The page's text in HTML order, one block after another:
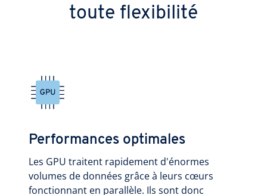
toute flexibilité
Performances optimales
Les GPU traitent rapidement d'énormes
volumes de données grâce à leurs cœurs
fonctionnant en parallèle. Ils sont donc